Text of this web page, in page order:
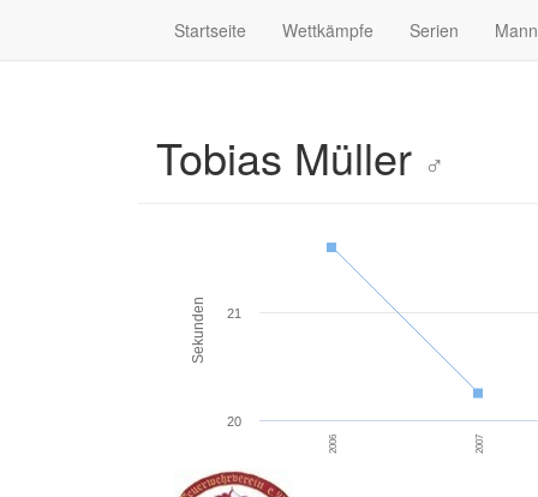
Startseite Wettkämpfe Serien
Tobias Müller ♂
Sekunden
2006 2007
20
21